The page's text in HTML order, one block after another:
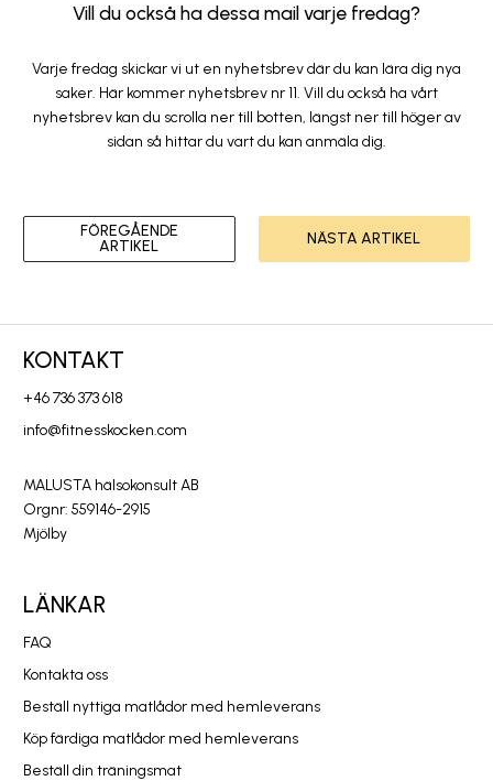
Vill du också ha dessa mail varje fredag?
Varje fredag skickar vi ut en nyhetsbrev där du kan lära dig nya
saker. Här kommer nyhetsbrev nr 11. Vill du också ha vårt
nyhetsbrev kan du scrolla ner till botten, längst ner till höger av
sidan så hittar du vart du kan anmäla dig.
FÖREGÅENDE
ARTIKEL
NÄSTA ARTIKEL
KONTAKT
+46 736 373 618
info@fitnesskocken.com
MALUSTA hälsokonsult AB
Orgnr: 559146-2915
Mjölby
LÄNKAR
FAQ
Kontakta oss
Beställ nyttiga matlådor med hemleverans
Köp färdiga matlådor med hemleverans
Beställ din träningsmat